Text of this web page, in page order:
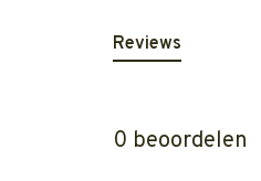
Reviews
0 beoordelen